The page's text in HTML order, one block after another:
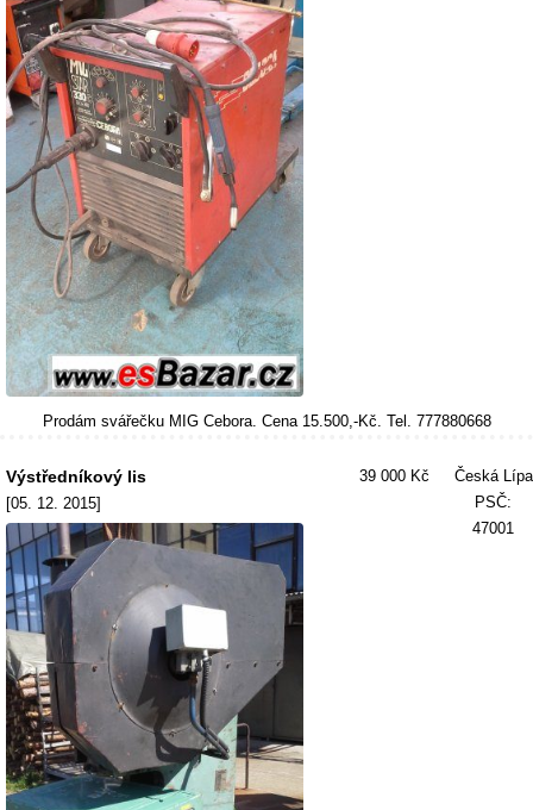
Prodám svářečku MIG Cebora. Cena 15.500,-Kč. Tel. 777880668
Výstředníkový lis
[05. 12. 2015]
39 000 Kč
Česká Lípa
PSČ:
47001